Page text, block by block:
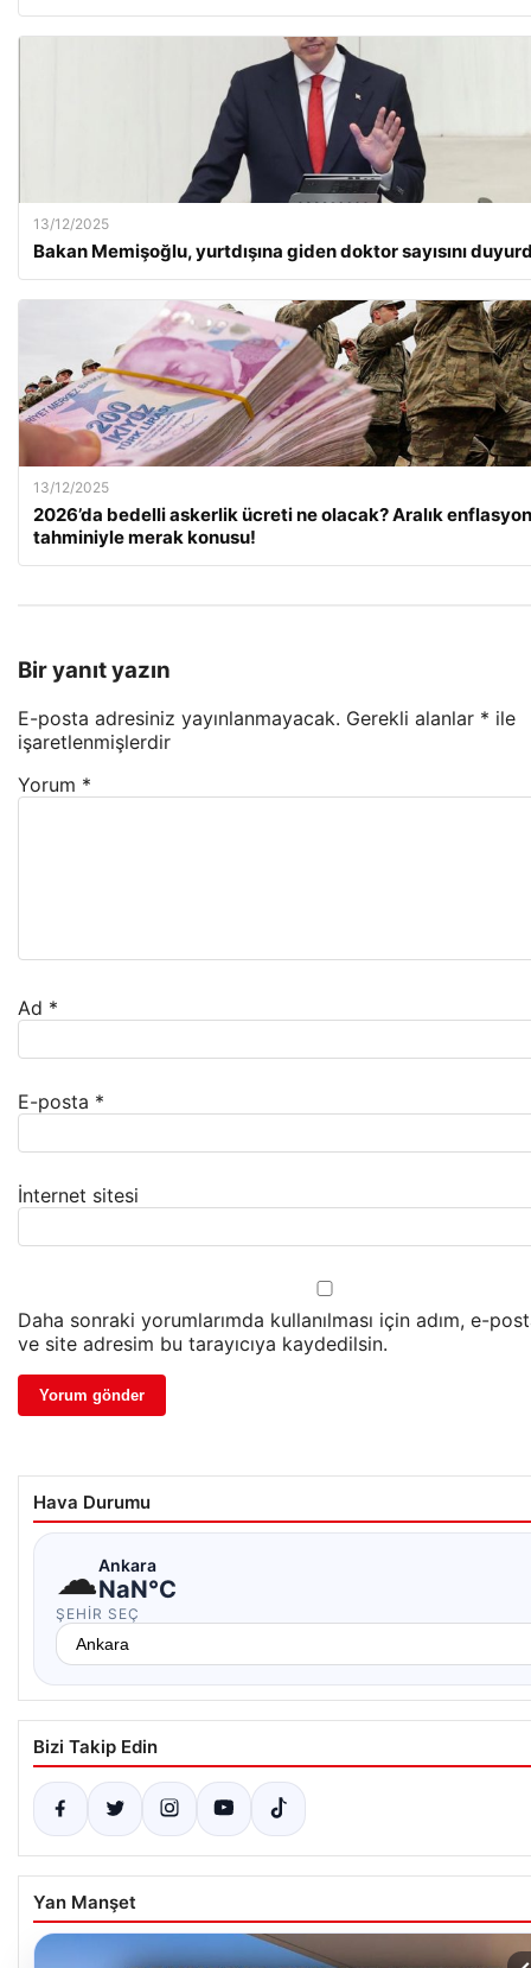
13/12/2025
Bakan Memişoğlu, yurtdışına giden doktor sayısını
13/12/2025
2026’da bedelli askerlik ücreti ne olacak? Aralık enflasyon
tahminiyle merak konusu!
Bir yanıt yazın
E-posta adresiniz yayınlanmayacak. Gerekli alanlar * ile
işaretlenmişlerdir
Yorum *
Ad *
E-posta *
İnternet sitesi
Daha sonraki yorumlarımda kullanılması için adım, e-
ve site adresim bu tarayıcıya kaydedilsin.
Hava Durumu
☁Ankara
NaN°C
ŞEHIR SEÇ
Bizi Takip Edin
Yan Manşet